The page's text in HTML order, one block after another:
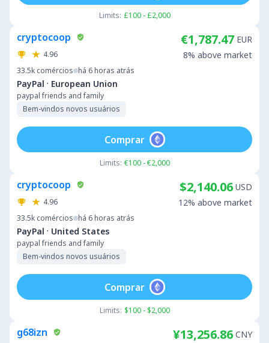
Limits: £100 - £2,000
cryptocoop
4.96
33.5k comércios há 6 horas atrás
PayPal · European Union
paypal friends and family
Bem-vindos novos usuários
€1,787.47 EUR
8% above market
Limits: €100 - €2,000
Comprar
cryptocoop
4.96
33.5k comércios há 6 horas atrás
PayPal · United States
paypal friends and family
Bem-vindos novos usuários
$2,140.06 USD
12% above market
Limits: $100 - $2,000
Comprar
g68izn ¥13,256.86 CNY